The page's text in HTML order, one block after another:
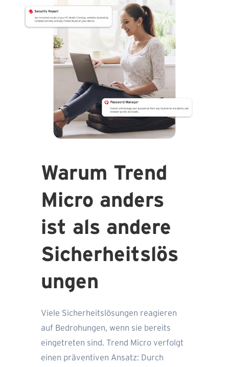
Warum Trend
Micro anders
ist als andere
Sicherheitslös
ungen
Viele Sicherheitslösungen reagieren
auf Bedrohungen, wenn sie bereits
eingetreten sind. Trend Micro verfolgt
einen präventiven Ansatz: Durch